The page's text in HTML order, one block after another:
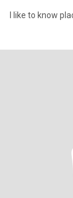
I like to know